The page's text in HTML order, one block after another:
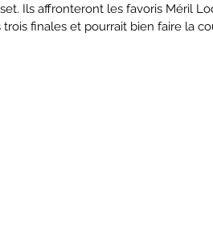
Ils affronteront les favoris Méril
finales et pourrait bien faire la